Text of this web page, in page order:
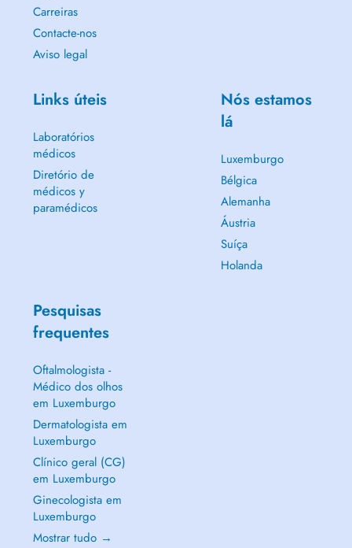
Carreiras
Contacte-nos
Aviso legal
Links úteis
Laboratórios
médicos
Diretório de
médicos y
paramédicos
Nós estamos
lá
Luxemburgo
Bélgica
Alemanha
Áustria
Suíça
Holanda
Pesquisas
frequentes
Oftalmologista -
Médico dos olhos
em Luxemburgo
Dermatologista em
Luxemburgo
Clínico geral (CG)
em Luxemburgo
Ginecologista em
Luxemburgo
Mostrar tudo →